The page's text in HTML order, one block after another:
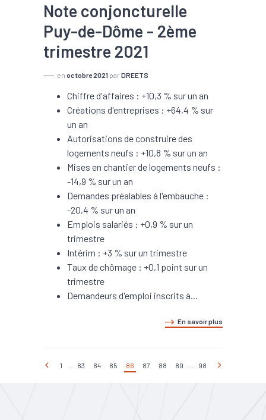
Note conjoncturelle
Puy-de-Dôme - 2ème
trimestre 2021
en octobre 2021 par DREETS
Chiffre d'affaires : +10,3 % sur un an
Créations d'entreprises : +64,4 % sur
un an
Autorisations de construire des
logements neufs : +10,8 % sur un an
Mises en chantier de logements neufs :
-14,9 % sur un an
Demandes préalables à l'embauche :
-20,4 % sur un an
Emplois salariés : +0,9 % sur un
trimestre
Intérim : +3 % sur un trimestre
Taux de chômage : +0,1 point sur un
trimestre
Demandeurs d'emploi inscrits à...
En savoir plus
1 83 84 85 86 87 88 89 98